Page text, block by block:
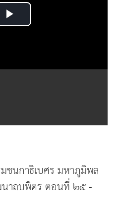
Play
ชนกาธิเบศร มหาภูมิพล
นาถบพิตร ตอนที่ ๒๕ -